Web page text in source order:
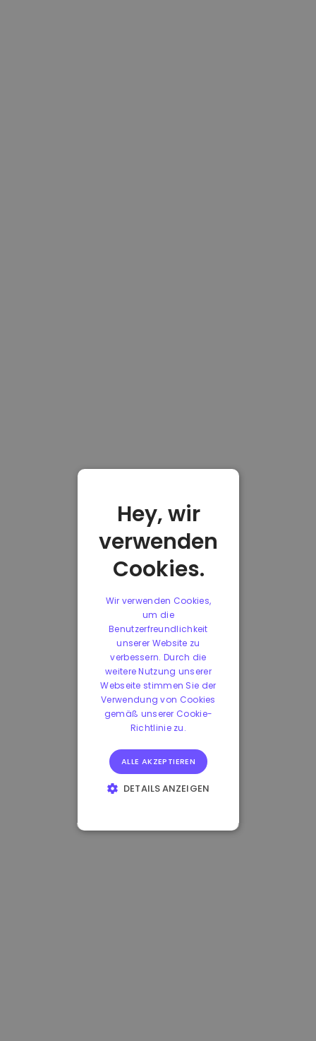
Hey, wir
verwenden
Cookies.
Wir verwenden Cookies,
um die
Benutzerfreundlichkeit
unserer Website zu
verbessern. Durch die
weitere Nutzung unserer
Webseite stimmen Sie der
Verwendung von Cookies
gemäß unserer Cookie-
Richtlinie zu.
ALLE AKZEPTIEREN
DETAILS ANZEIGEN